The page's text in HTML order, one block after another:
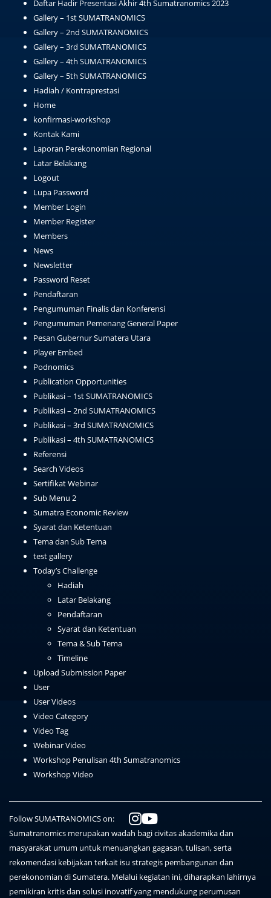
Daftar Hadir Presentasi Akhir 4th Sumatranomics 2023
Gallery – 1st SUMATRANOMICS
Gallery – 2nd SUMATRANOMICS
Gallery – 3rd SUMATRANOMICS
Gallery – 4th SUMATRANOMICS
Gallery – 5th SUMATRANOMICS
Hadiah / Kontraprestasi
Home
konfirmasi-workshop
Kontak Kami
Laporan Perekonomian Regional
Latar Belakang
Logout
Lupa Password
Member Login
Member Register
Members
News
Newsletter
Password Reset
Pendaftaran
Pengumuman Finalis dan Konferensi
Pengumuman Pemenang General Paper
Pesan Gubernur Sumatera Utara
Player Embed
Podnomics
Publication Opportunities
Publikasi – 1st SUMATRANOMICS
Publikasi – 2nd SUMATRANOMICS
Publikasi – 3rd SUMATRANOMICS
Publikasi – 4th SUMATRANOMICS
Referensi
Search Videos
Sertifikat Webinar
Sub Menu 2
Sumatra Economic Review
Syarat dan Ketentuan
Tema dan Sub Tema
test gallery
Today’s Challenge
Hadiah
Latar Belakang
Pendaftaran
Syarat dan Ketentuan
Tema & Sub Tema
Timeline
Upload Submission Paper
User
User Videos
Video Category
Video Tag
Webinar Video
Workshop Penulisan 4th Sumatranomics
Workshop Video
Follow SUMATRANOMICS on:
Sumatranomics merupakan wadah bagi civitas akademika dan
masyarakat umum untuk menuangkan gagasan, tulisan, serta
rekomendasi kebijakan terkait isu strategis pembangunan dan
perekonomian di Sumatera. Melalui kegiatan ini, diharapkan lahirnya
pemikiran kritis dan solusi inovatif yang mendukung perumusan